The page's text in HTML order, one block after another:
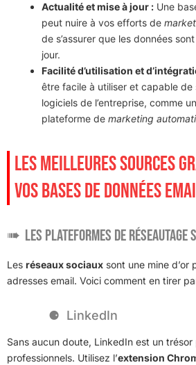
Actualité et mise à jour : Une
peut nuire à vos efforts de
de s’assurer que les données
jour.
Facilité d’utilisation et
être facile à utiliser et capable de
logiciels de l’entreprise, comme
plateforme de marketing
LES MEILLEURES SOURCES
VOS BASES DE DONNÉES
Les plateformes de réseautage
Les réseaux sociaux sont une mine d’or
adresses email. Voici comment en tirer
LinkedIn
Sans aucun doute, LinkedIn est un
professionnels. Utilisez l’extension